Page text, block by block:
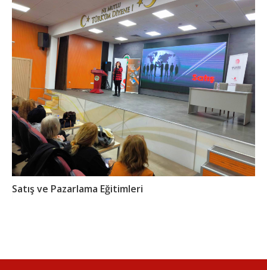
Satış ve Pazarlama Eğitimleri